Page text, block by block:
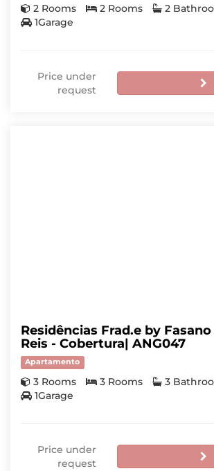
2 Rooms 2 Rooms
2
1Garage
Price under
request
Residências Frad.e by
Reis - Cobertura| ANG047
Apartamento
3 Rooms 3 Rooms
3
1Garage
Price under
request